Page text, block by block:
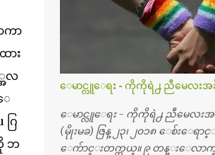
ကာ
ား
လ
ေ
ြ
ဘ
ယ္လိုအခန္းမွာ တရက္ က်ပ္ ၃ ေသာင္း
စၿပီး၊ အာရွေတာ္ဝင္ခြဲစိတ္ခန္းကို ငွား
တ္ အရိုးအစားထိုးကုပါတယ္။ ေဆးစ
ဝယ္၊ ခြဲစိတ္ကု၊ အရိုးအစားထိုးပစၥည္
တ္ေတြနဲ႔ေဆးရံုမွာ ၂ ပတ္ေနထို
န္း ၇၀ ေလာက္ ကုန္သြားပါတယ္။ သူ
ဖစ္သူကို လာေတြ႔ရင္း ဟိုတယ္လို သ
သပ္ရပ္တဲ့ ဝိတိုရိယေဆးရံုမွာ စီတီစကင္ နဲ
အိုင္1 စက္ခန္းကိုေတြ႔လို႔ေမး
ေမာင္လူေရး - ကိုကိုရဲ႕ ညီမေလးအ
ေမာင္လူေရး - ကိုကိုရဲ႕ ညီမေလးအ
(မိုုးမခ) ဇြန္ ၂၃၊ ၂၀၁၈ ေစ်းေရာ
ေက်ာင္းတက္တယ္။ ၉ တန္းေလာ